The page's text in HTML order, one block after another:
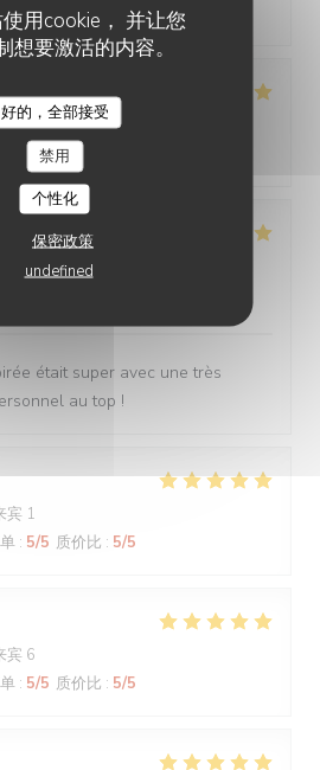
用cookie， 并让您
想要激活的内容。
好的，全部接受
禁用
个性化
保密政策
undefined
宾 2
/5 质价比
宾 4
était super avec une très
au top !
宾 1
: 5/5 质价比 : 5/5
宾 6
: 5/5 质价比 : 5/5